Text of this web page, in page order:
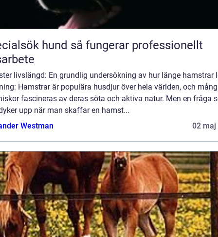
hund så fungerar professionellt
livslängd: En grundlig undersökning av hur länge hamstrar
Hamstrar är populära husdjur över hela världen, och
fascineras av deras söta och aktiva natur. Men en fråga
upp när man skaffar en hamst...
Westman
02 maj